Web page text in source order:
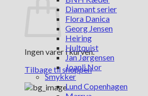
Ingen varer i kurven.
Tilbage til shoppen
Diamant serier
Flora Danica
Georg Jensen
Heiring
Hultquist
Jan Jørgensen
Joanli Nor
Smykker
Lund Copenhagen